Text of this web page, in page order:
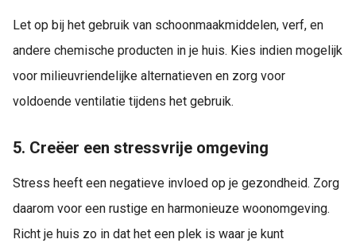
Let op bij het gebruik van schoonmaakmiddelen, verf, en
andere chemische producten in je huis. Kies indien mogelijk
voor milieuvriendelijke alternatieven en zorg voor
voldoende ventilatie tijdens het gebruik.
5. Creëer een stressvrije omgeving
Stress heeft een negatieve invloed op je gezondheid. Zorg
daarom voor een rustige en harmonieuze woonomgeving.
Richt je huis zo in dat het een plek is waar je kunt